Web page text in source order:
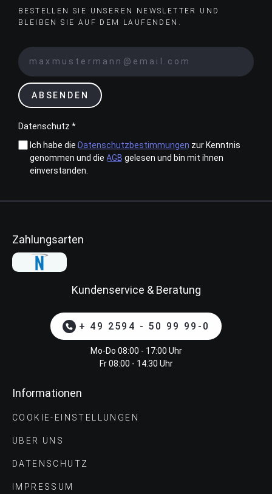
BESTELLEN SIE UNSEREN NEWSLETTER UND
BLEIBEN SIE AUF DEM LAUFENDEN.
ABSENDEN
Datenschutz *
Ich habe die Datenschutzbestimmungen zur Kenntnis
genommen und die AGB gelesen und bin mit ihnen
einverstanden.
Zahlungsarten
Kundenservice & Beratung
+ 49 2594 - 50 99 99-0
Mo-Do 08:00 - 17:00 Uhr
Fr 08:00 - 14:30 Uhr
Informationen
COOKIE-EINSTELLUNGEN
ÜBER UNS
DATENSCHUTZ
IMPRESSUM